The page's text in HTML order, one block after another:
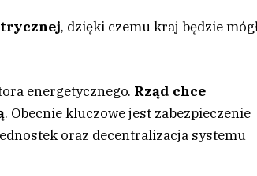
, dzięki czemu kraj będzie
energetycznego. Rząd chce
. Obecnie kluczowe jest zabezpieczenie
oraz decentralizacja systemu